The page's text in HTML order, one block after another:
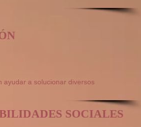
ayudar a solucionar diversos
SOCIALES